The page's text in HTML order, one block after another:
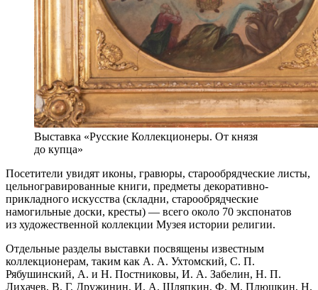
Выставка «Русские Коллекционеры. От князя
до купца»
Посетители увидят иконы, гравюры, старообрядческие листы,
цельногравированные книги, предметы декоративно-
прикладного искусства (складни, старообрядческие
намогильные доски, кресты) — всего около 70 экспонатов
из художественной коллекции Музея истории религии.
Отдельные разделы выставки посвящены известным
коллекционерам, таким как А. А. Ухтомский, С. П.
Рябушинский, А. и Н. Постниковы, И. А. Забелин, Н. П.
Лихачев, В. Г. Дружинин, И. А. Шляпкин, Ф. М. Плюшкин, Н.